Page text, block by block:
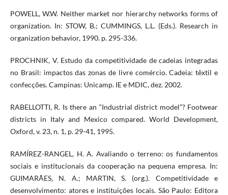
POWELL, W.W. Neither market nor hierarchy networks forms of
organization. In: STOW, B.; CUMMINGS, L.L. (Eds.). Research in
organization behavior, 1990. p. 295-336.
PROCHNIK, V. Estudo da competitividade de cadeias integradas
no Brasil: impactos das zonas de livre comércio. Cadeia: têxtil e
confecções. Campinas: Unicamp. IE e MDIC, dez. 2002.
RABELLOTTI, R. Is there an “Industrial district model”? Footwear
districts in Italy and Mexico compared. World Development,
Oxford, v. 23, n. 1, p. 29-41, 1995.
RAMÍREZ-RANGEL, H. A. Avaliando o terreno: os fundamentos
sociais e institucionais da cooperação na pequena empresa. In:
GUIMARÃES, N. A.; MARTIN, S. (org.). Competitividade e
desenvolvimento: atores e instituições locais. São Paulo: Editora